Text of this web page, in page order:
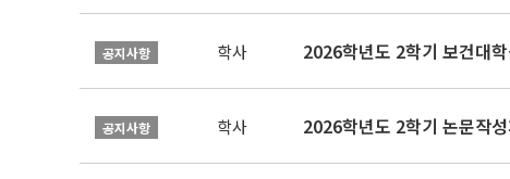
공지사항 학사
공지사항 학사